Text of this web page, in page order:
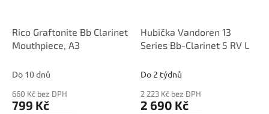
Rico Graftonite Bb Clarinet
Mouthpiece, A3
Do 10 dnů
660 Kč bez DPH
799 Kč
Hubička Vandoren 13
Series Bb-Clarinet 5 RV L
Do 2 týdnů
2 223 Kč bez DPH
2 690 Kč